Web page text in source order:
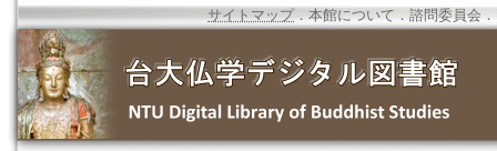
サイトマップ．本館について ．諮問委員会 ．